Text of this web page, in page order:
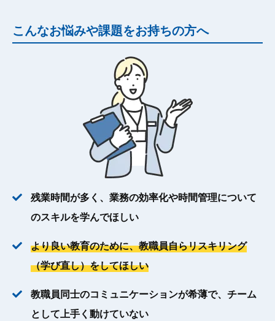
こんなお悩みや課題をお持ちの方へ
残業時間が多く、業務の効率化や時間管理について
のスキルを学んでほしい
より良い教育のために、教職員自らリスキリング
（学び直し）をしてほしい
教職員同士のコミュニケーションが希薄で、チーム
として上手く動けていない